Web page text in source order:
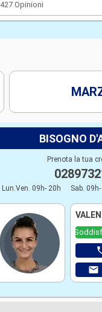
427 Opinioni
BISOGNO
Prenota la tua
Lun.Ven. 09h- 20h Sab.